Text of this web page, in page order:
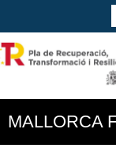
MALLORCA